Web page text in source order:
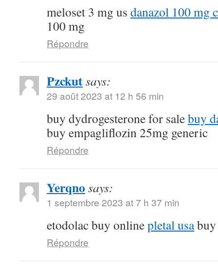
meloset 3 mg us danazol 100 mg
100 mg
Répondre
Pzckutsays:
29 août 2023 at 12 h 56 min
buy dydrogesterone for salebuy
buy empagliflozin 25mg generic
Répondre
Yerqno says:
1 septembre 2023 at 7 h 37 min
etodolac buy onlinepletal usabuy
Répondre